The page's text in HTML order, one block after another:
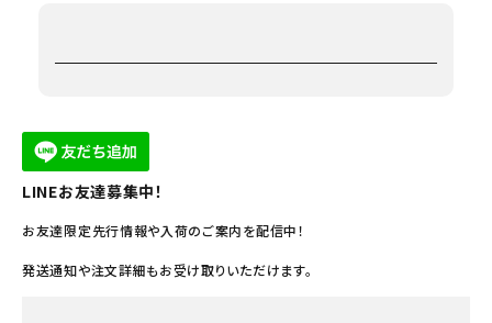
LINEお友達募集中！
お友達限定先行情報や入荷のご案内を配信中！
発送通知や注文詳細もお受け取りいただけます。